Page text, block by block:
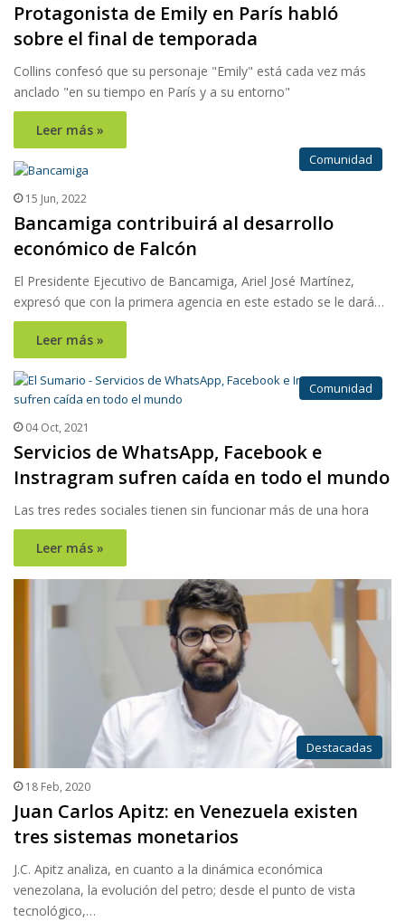
Protagonista de Emily en París habló
sobre el final de temporada
Collins confesó que su personaje "Emily" está cada vez más
anclado "en su tiempo en París y a su entorno"
Leer más »
Comunidad
15 Jun, 2022
Bancamiga contribuirá al desarrollo
económico de Falcón
El Presidente Ejecutivo de Bancamiga, Ariel José Martínez,
expresó que con la primera agencia en este estado se le dará…
Leer más »
Comunidad
04 Oct, 2021
Servicios de WhatsApp, Facebook e
Instragram sufren caída en todo el mundo
Las tres redes sociales tienen sin funcionar más de una hora
Leer más »
Destacadas
18 Feb, 2020
Juan Carlos Apitz: en Venezuela existen
tres sistemas monetarios
J.C. Apitz analiza, en cuanto a la dinámica económica
venezolana, la evolución del petro; desde el punto de vista
tecnológico,…